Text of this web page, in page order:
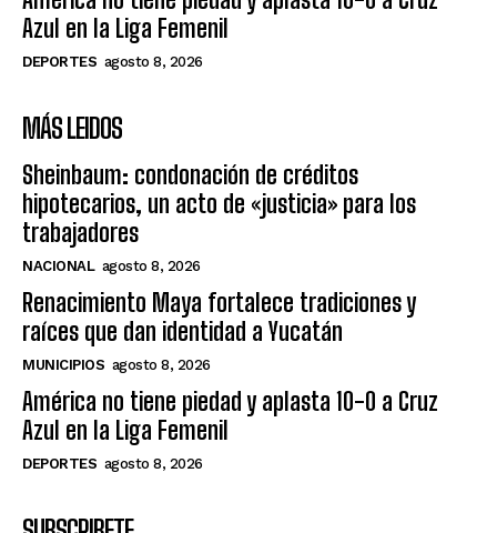
Azul en la Liga Femenil
DEPORTES agosto 8, 2026
MÁS LEIDOS
Sheinbaum: condonación de créditos
hipotecarios, un acto de «justicia» para los
trabajadores
NACIONAL agosto 8, 2026
Renacimiento Maya fortalece tradiciones y
raíces que dan identidad a Yucatán
MUNICIPIOS agosto 8, 2026
América no tiene piedad y aplasta 10-0 a Cruz
Azul en la Liga Femenil
DEPORTES agosto 8, 2026